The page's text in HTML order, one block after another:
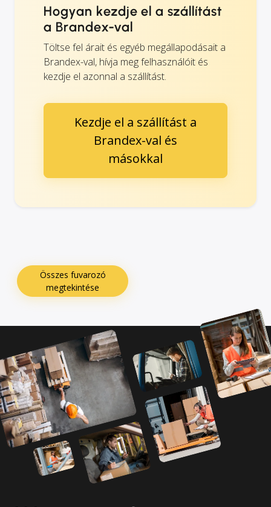
Hogyan kezdje el a szállítást
a Brandex-val
Töltse fel árait és egyéb megállapodásait a
Brandex-val, hívja meg felhasználóit és
kezdje el azonnal a szállítást.
Kezdje el a szállítást a
Brandex-val és
másokkal
Összes fuvarozó
megtekintése